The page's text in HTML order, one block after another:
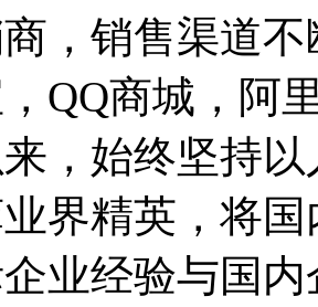
，销售渠道
QQ商城，阿
，始终坚持
界精英，将
业经验与国